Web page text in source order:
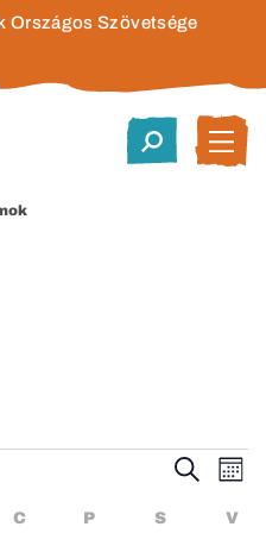
Országos Szövetsége
Keresett
kifejezés
C CSÜTÖRTÖK
P PÉNTEK
S V